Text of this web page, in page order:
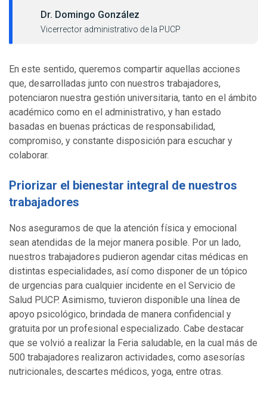
Dr. Domingo González
Vicerrector administrativo de la PUCP
En este sentido, queremos compartir aquellas acciones
que, desarrolladas junto con nuestros trabajadores,
potenciaron nuestra gestión universitaria, tanto en el ámbito
académico como en el administrativo, y han estado
basadas en buenas prácticas de responsabilidad,
compromiso, y constante disposición para escuchar y
colaborar.
Priorizar el bienestar integral de nuestros
trabajadores
Nos aseguramos de que la atención física y emocional
sean atendidas de la mejor manera posible. Por un lado,
nuestros trabajadores pudieron agendar citas médicas en
distintas especialidades, así como disponer de un tópico
de urgencias para cualquier incidente en el Servicio de
Salud PUCP. Asimismo, tuvieron disponible una línea de
apoyo psicológico, brindada de manera confidencial y
gratuita por un profesional especializado. Cabe destacar
que se volvió a realizar la Feria saludable, en la cual más de
500 trabajadores realizaron actividades, como asesorías
nutricionales, descartes médicos, yoga, entre otras.